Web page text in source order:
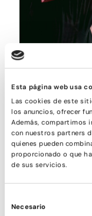
Esta página web usa
Las cookies de este
los anuncios, ofrecer
Además, compartimos
con nuestros partners
quienes pueden
proporcionado o que
de sus servicios.
de
Necesario